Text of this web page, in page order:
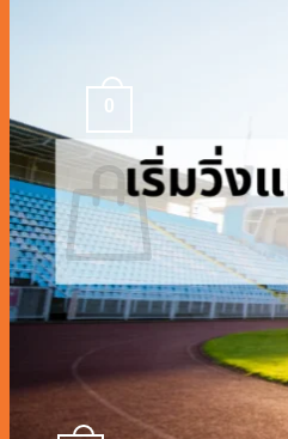
0
ไม่มีสินค้าในตะกร้า
กลับสู่หน้าร้านค้า